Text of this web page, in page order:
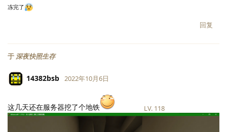
冻完了
回复
于 深夜快照生存
14382bsb
LV. 118
2022年10月6日
这几天还在服务器挖了个地铁